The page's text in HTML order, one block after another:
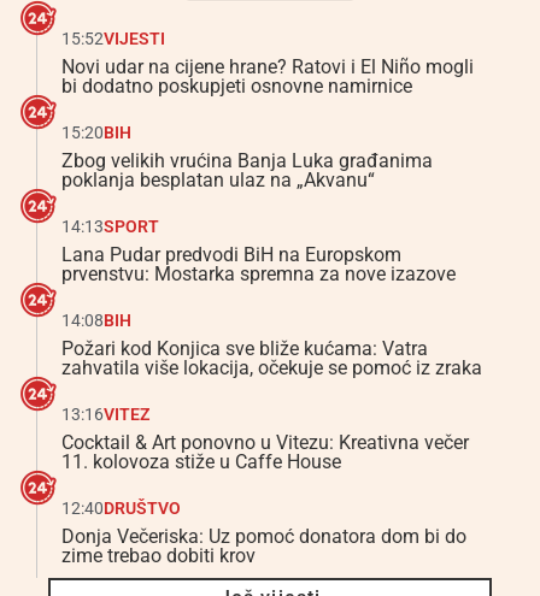
15:52VIJESTI
Novi udar na cijene hrane? Ratovi i El Niño mogli
bi dodatno poskupjeti osnovne namirnice
15:20BIH
Zbog velikih vrućina Banja Luka građanima
poklanja besplatan ulaz na „Akvanu“
14:13SPORT
Lana Pudar predvodi BiH na Europskom
prvenstvu: Mostarka spremna za nove izazove
14:08BIH
Požari kod Konjica sve bliže kućama: Vatra
zahvatila više lokacija, očekuje se pomoć iz zraka
13:16VITEZ
Cocktail & Art ponovno u Vitezu: Kreativna večer
11. kolovoza stiže u Caffe House
12:40DRUŠTVO
Donja Večeriska: Uz pomoć donatora dom bi do
zime trebao dobiti krov